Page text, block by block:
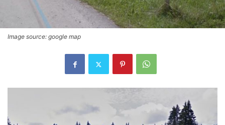
Image source: google map